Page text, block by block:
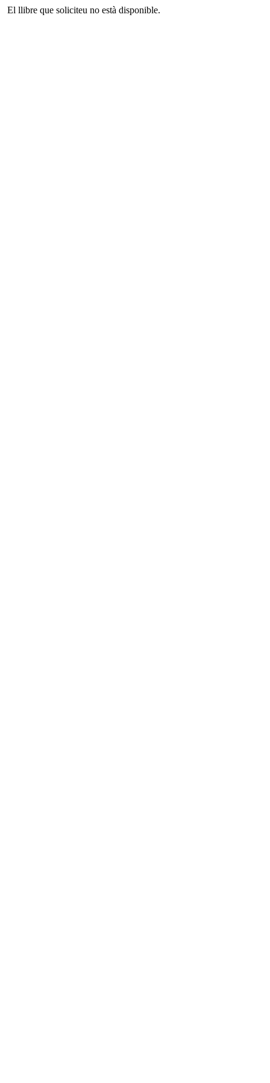
El llibre que soliciteu no està disponible.